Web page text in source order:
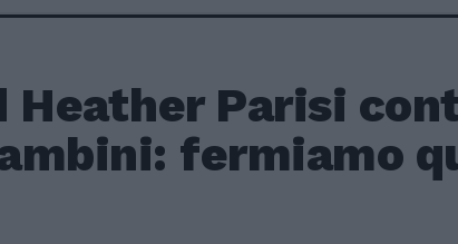
Heather Parisi
fermiamo